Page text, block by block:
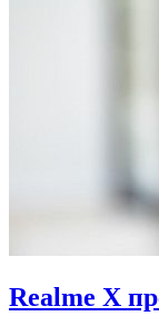
Realme X